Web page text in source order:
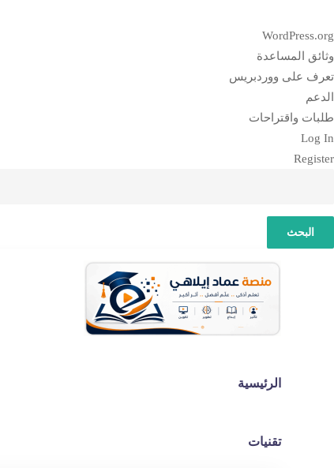
نبذة
عن
ووردبريس
WordPress.org
وثائق المساعدة
تعرف على ووردبريس
الدعم
طلبات واقتراحات
Log In
Register
البحث
الرئيسية
تقنيات